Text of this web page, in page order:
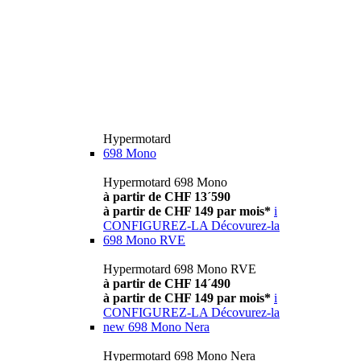
Hypermotard
698 Mono
Hypermotard 698 Mono
à partir de CHF 13´590
à partir de CHF 149 par mois* i
CONFIGUREZ-LA Décovurez-la
698 Mono RVE
Hypermotard 698 Mono RVE
à partir de CHF 14´490
à partir de CHF 149 par mois* i
CONFIGUREZ-LA Décovurez-la
new 698 Mono Nera
Hypermotard 698 Mono Nera